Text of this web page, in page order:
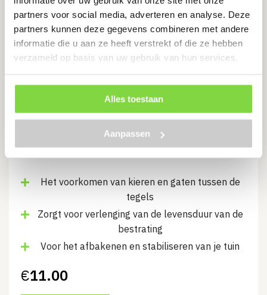
partners voor social media, adverteren en analyse. Deze
partners kunnen deze gegevens combineren met andere
informatie die u aan ze heeft verstrekt of die ze hebben
verzameld op basis van uw gebruik van hun services.
Alles toestaan
Aanpassen
€64.50.
€60.50.
Bekijk product
Opsluitband 6x30x100 cm |
Antraciet
Levertijd:1 - 2 werkdagen
Het voorkomen van kieren en gaten tussen de
tegels
Zorgt voor verlenging van de levensduur van de
bestrating
Voor het afbakenen en stabiliseren van je tuin
€11.00